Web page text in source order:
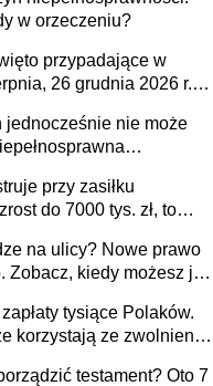
w orzeczeniu?
przypadające w
26 grudnia 2026 r.) –
prywatny i administracja
pytania
jednocześnie nie może
przy zasiłku
do 7000 tys. zł, to
na ulicy? Nowe prawo
Zobacz, kiedy możesz je
tysiące Polaków.
korzystają ze zwolnienia
testament? Oto 7